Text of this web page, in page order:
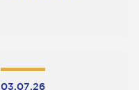
03.07.26